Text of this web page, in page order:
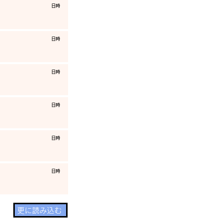
​日時
​日時
​日時
​日時
​日時
​日時
更に読み込む